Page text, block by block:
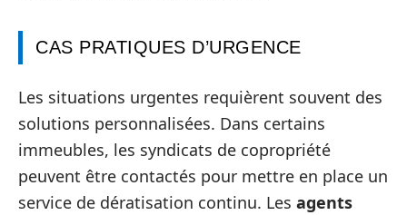
CAS PRATIQUES D’URGENCE
Les situations urgentes requièrent souvent des
solutions personnalisées. Dans certains
immeubles, les syndicats de copropriété
peuvent être contactés pour mettre en place un
service de dératisation continu. Les agents